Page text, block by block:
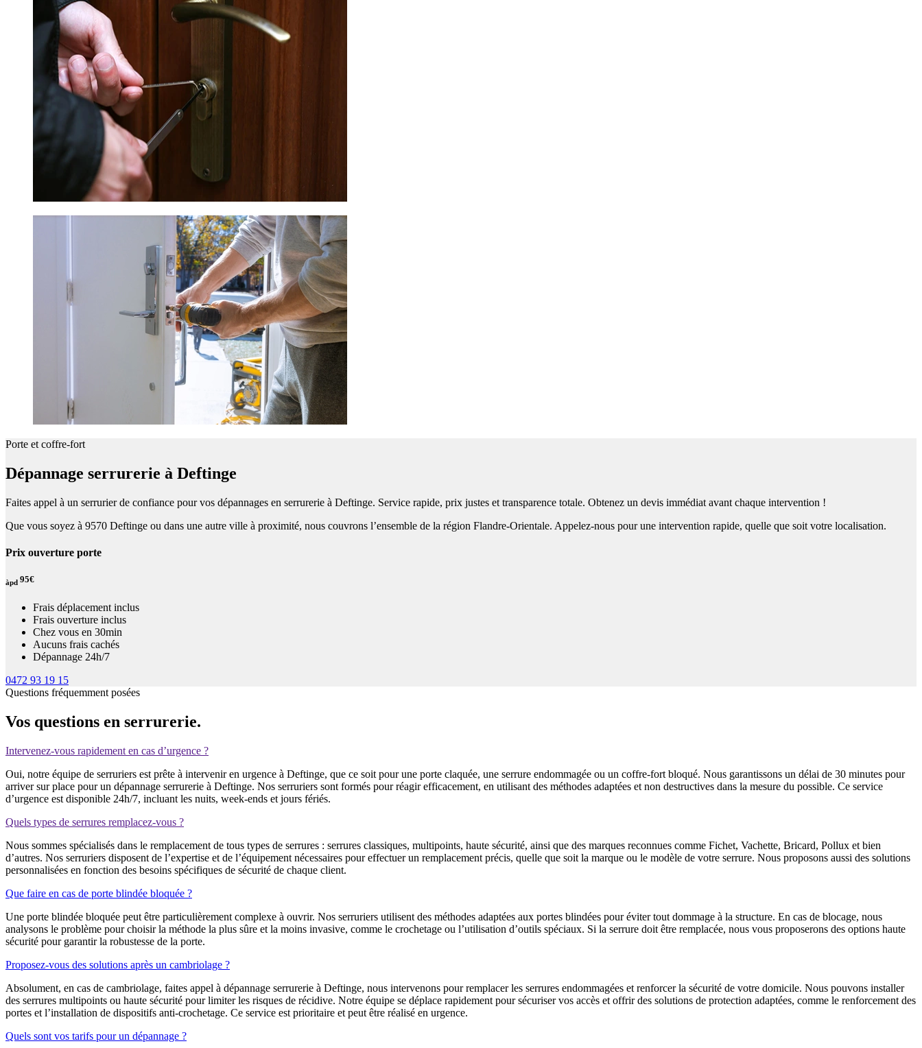
Porte et coffre-fort
Dépannage serrurerie à Deftinge
Faites appel à un serrurier de confiance pour vos dépannages en serrurerie à Deftinge. Service rapide, prix justes et transparence totale. Obtenez un devis immédiat avant chaque intervention !
Que vous soyez à 9570 Deftinge ou dans une autre ville à proximité, nous couvrons l’ensemble de la région Flandre-Orientale. Appelez-nous pour une intervention rapide, quelle que soit votre localisation.
Prix ouverture porte
àpd 95€
Frais déplacement inclus
Frais ouverture inclus
Chez vous en 30min
Aucuns frais cachés
Dépannage 24h/7
0472 93 19 15
Questions fréquemment posées
Vos questions en serrurerie.
Intervenez-vous rapidement en cas d’urgence ?
Oui, notre équipe de serruriers est prête à intervenir en urgence à Deftinge, que ce soit pour une porte claquée, une serrure endommagée ou un coffre-fort bloqué. Nous garantissons un délai de 30 minutes pour
arriver sur place pour un dépannage serrurerie à Deftinge. Nos serruriers sont formés pour réagir efficacement, en utilisant des méthodes adaptées et non destructives dans la mesure du possible. Ce service
d’urgence est disponible 24h/7, incluant les nuits, week-ends et jours fériés.
Quels types de serrures remplacez-vous ?
Nous sommes spécialisés dans le remplacement de tous types de serrures : serrures classiques, multipoints, haute sécurité, ainsi que des marques reconnues comme Fichet, Vachette, Bricard, Pollux et bien
d’autres. Nos serruriers disposent de l’expertise et de l’équipement nécessaires pour effectuer un remplacement précis, quelle que soit la marque ou le modèle de votre serrure. Nous proposons aussi des solutions
personnalisées en fonction des besoins spécifiques de sécurité de chaque client.
Que faire en cas de porte blindée bloquée ?
Une porte blindée bloquée peut être particulièrement complexe à ouvrir. Nos serruriers utilisent des méthodes adaptées aux portes blindées pour éviter tout dommage à la structure. En cas de blocage, nous
analysons le problème pour choisir la méthode la plus sûre et la moins invasive, comme le crochetage ou l’utilisation d’outils spéciaux. Si la serrure doit être remplacée, nous vous proposerons des options haute
sécurité pour garantir la robustesse de la porte.
Proposez-vous des solutions après un cambriolage ?
Absolument, en cas de cambriolage, faites appel à dépannage serrurerie à Deftinge, nous intervenons pour remplacer les serrures endommagées et renforcer la sécurité de votre domicile. Nous pouvons installer
des serrures multipoints ou haute sécurité pour limiter les risques de récidive. Notre équipe se déplace rapidement pour sécuriser vos accès et offrir des solutions de protection adaptées, comme le renforcement des
portes et l’installation de dispositifs anti-crochetage. Ce service est prioritaire et peut être réalisé en urgence.
Quels sont vos tarifs pour un dépannage ?